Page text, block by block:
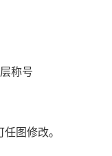
称号
图修改。